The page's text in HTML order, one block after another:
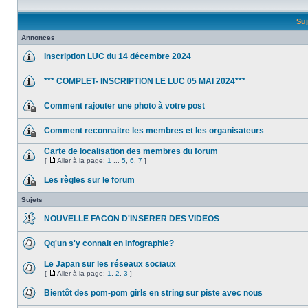
Annonces
Inscription LUC du 14 décembre 2024
*** COMPLET- INSCRIPTION LE LUC 05 MAI 2024***
Comment rajouter une photo à votre post
Comment reconnaitre les membres et les organisateurs
Carte de localisation des membres du forum
[ Aller à la page: 1 5 6 7 ]
Les règles sur le forum
Sujets
NOUVELLE FACON D'INSERER DES VIDEOS
Qq'un s'y connait en infographie?
Le Japan sur les réseaux sociaux
[ Aller à la page: 1 2 3 ]
Bientôt des pom-pom girls en string sur piste avec nous